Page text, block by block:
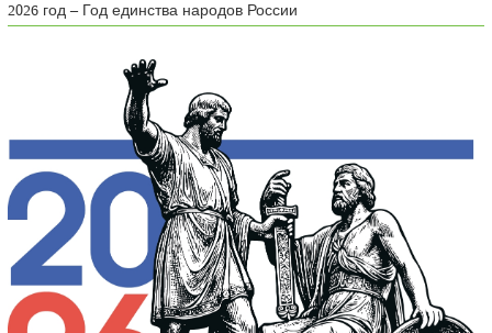
2026 год – Год единства народов России